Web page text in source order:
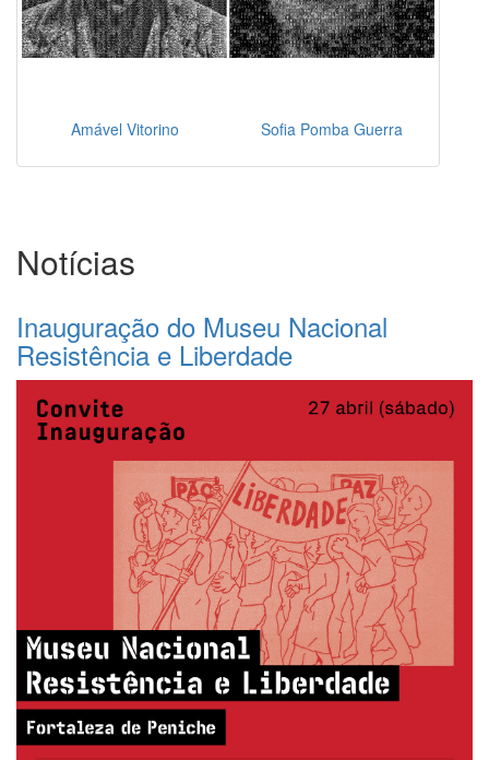
Amável Vitorino Sofia Pomba Guerra
Notícias
Inauguração do Museu Nacional
Resistência e Liberdade